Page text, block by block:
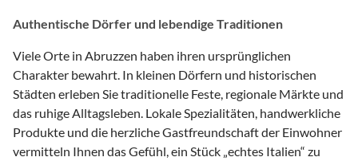
Authentische Dörfer und lebendige Traditionen
Viele Orte in Abruzzen haben ihren ursprünglichen
Charakter bewahrt. In kleinen Dörfern und historischen
Städten erleben Sie traditionelle Feste, regionale Märkte und
das ruhige Alltagsleben. Lokale Spezialitäten, handwerkliche
Produkte und die herzliche Gastfreundschaft der Einwohner
vermitteln Ihnen das Gefühl, ein Stück „echtes Italien“ zu